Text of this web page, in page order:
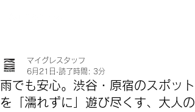
雨でも安心。渋谷・原宿のスポット
を「濡れずに」遊び尽くす、大人の
マイグレスタッフ
6月21日 読了時間: 3分